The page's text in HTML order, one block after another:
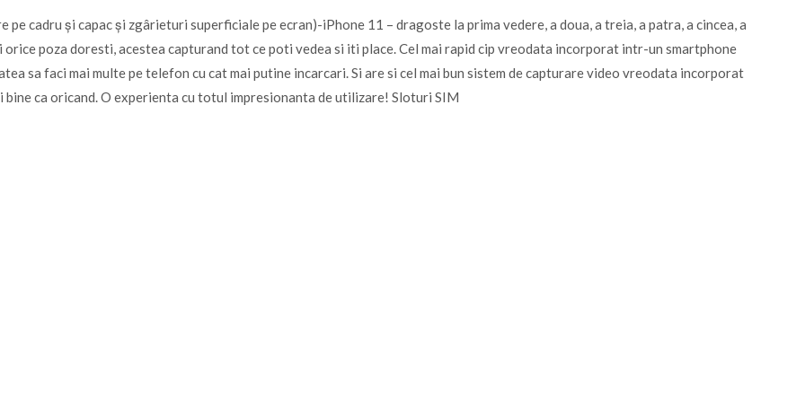
cadru și capac și zgârieturi superficiale pe ecran)-iPhone 11 – dragoste la prima vedere, a doua, a treia, a patra, a cincea, a
orice poza doresti, acestea capturand tot ce poti vedea si iti place. Cel mai rapid cip vreodata incorporat intr-un smartphone
sa faci mai multe pe telefon cu cat mai putine incarcari. Si are si cel mai bun sistem de capturare video vreodata incorporat
ca oricand. O experienta cu totul impresionanta de utilizare! Sloturi SIM